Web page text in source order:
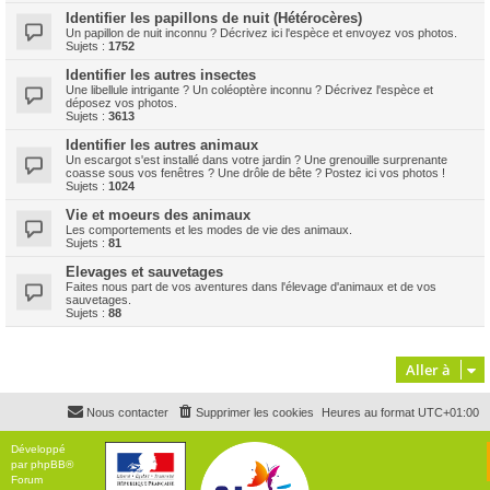
Identifier les papillons de nuit (Hétérocères)
Un papillon de nuit inconnu ? Décrivez ici l'espèce et envoyez vos photos.
Sujets : 1752
Identifier les autres insectes
Une libellule intrigante ? Un coléoptère inconnu ? Décrivez l'espèce et
déposez vos photos.
Sujets : 3613
Identifier les autres animaux
Un escargot s'est installé dans votre jardin ? Une grenouille surprenante
coasse sous vos fenêtres ? Une drôle de bête ? Postez ici vos photos !
Sujets : 1024
Vie et moeurs des animaux
Les comportements et les modes de vie des animaux.
Sujets : 81
Elevages et sauvetages
Faites nous part de vos aventures dans l'élevage d'animaux et de vos
sauvetages.
Sujets : 88
Aller à
Heures au format UTC+01:00
Supprimer les cookies
Nous contacter
Développé
parphpBB®
Forum